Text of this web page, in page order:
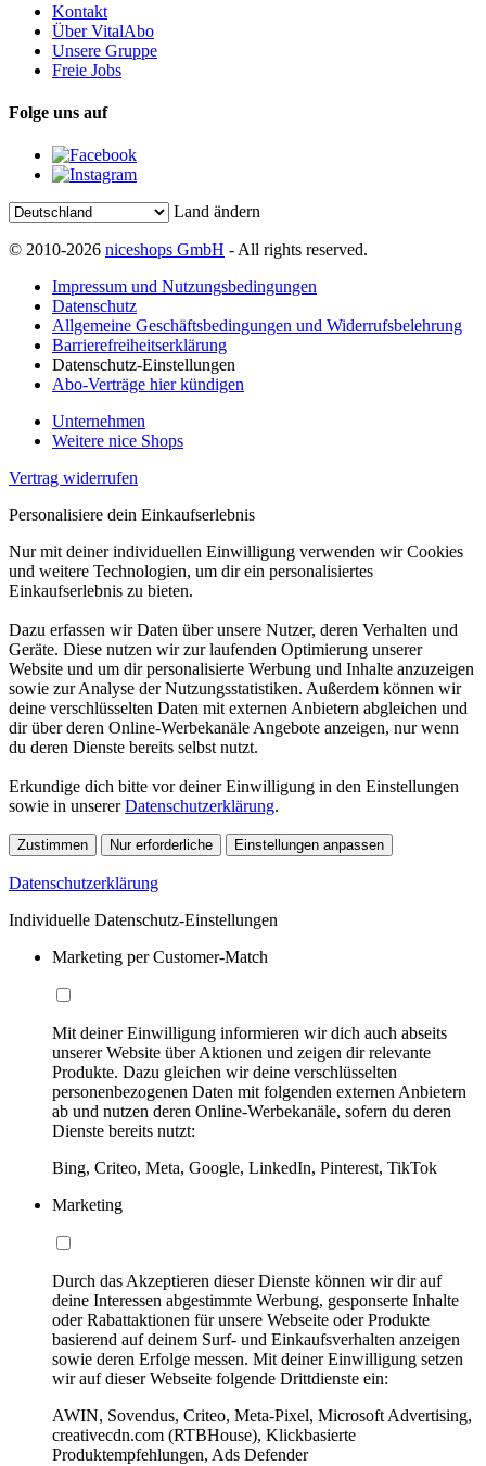
Kontakt
Über VitalAbo
Unsere Gruppe
Freie Jobs
Folge uns auf
Land ändern
© 2010-2026 niceshops GmbH - All rights reserved.
Impressum und Nutzungsbedingungen
Datenschutz
Allgemeine Geschäftsbedingungen und Widerrufsbelehrung
Barrierefreiheitserklärung
Datenschutz-Einstellungen
Abo-Verträge hier kündigen
Unternehmen
Weitere nice Shops
Vertrag widerrufen
Personalisiere dein Einkaufserlebnis
Nur mit deiner individuellen Einwilligung verwenden wir Cookies
und weitere Technologien, um dir ein personalisiertes
Einkaufserlebnis zu bieten.
Dazu erfassen wir Daten über unsere Nutzer, deren Verhalten und
Geräte. Diese nutzen wir zur laufenden Optimierung unserer
Website und um dir personalisierte Werbung und Inhalte anzuzeigen
sowie zur Analyse der Nutzungsstatistiken. Außerdem können wir
deine verschlüsselten Daten mit externen Anbietern abgleichen und
dir über deren Online-Werbekanäle Angebote anzeigen, nur wenn
du deren Dienste bereits selbst nutzt.
Erkundige dich bitte vor deiner Einwilligung in den Einstellungen
sowie in unsererDatenschutzerklärung.
Zustimmen Nur erforderliche Einstellungen anpassen
Datenschutzerklärung
Individuelle Datenschutz-Einstellungen
Marketing per Customer-Match
Mit deiner Einwilligung informieren wir dich auch abseits
unserer Website über Aktionen und zeigen dir relevante
Produkte. Dazu gleichen wir deine verschlüsselten
personenbezogenen Daten mit folgenden externen Anbietern
ab und nutzen deren Online-Werbekanäle, sofern du deren
Dienste bereits nutzt:
Bing, Criteo, Meta, Google, LinkedIn, Pinterest, TikTok
Marketing
Durch das Akzeptieren dieser Dienste können wir dir auf
deine Interessen abgestimmte Werbung, gesponserte Inhalte
oder Rabattaktionen für unsere Webseite oder Produkte
basierend auf deinem Surf- und Einkaufsverhalten anzeigen
sowie deren Erfolge messen. Mit deiner Einwilligung setzen
wir auf dieser Webseite folgende Drittdienste ein:
AWIN, Sovendus, Criteo, Meta-Pixel, Microsoft Advertising,
creativecdn.com (RTBHouse), Klickbasierte
Produktempfehlungen, Ads Defender